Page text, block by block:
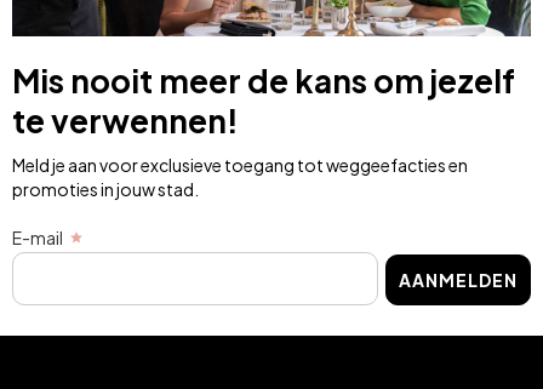
Mis nooit meer de kans om jezelf
te verwennen!
Meld je aan voor exclusieve toegang tot weggeefacties en
promoties in jouw stad.
E-mail
AANMELDEN